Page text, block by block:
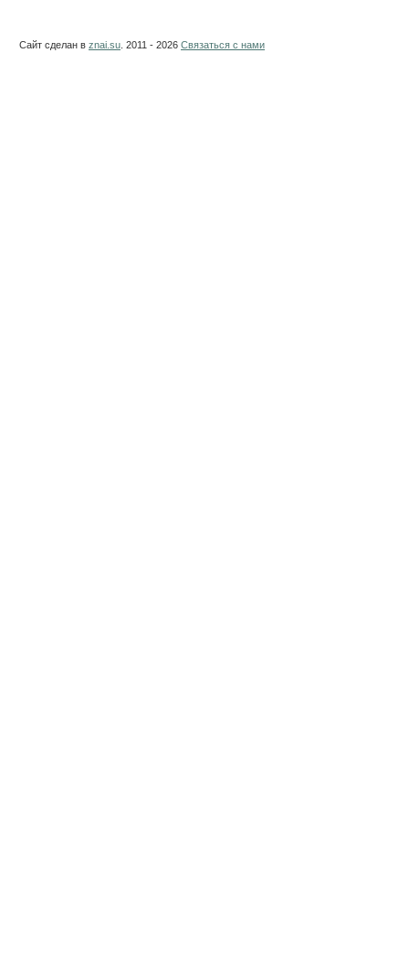
Сайт сделан в znai.su . 2011 - 2026 Связаться с нами